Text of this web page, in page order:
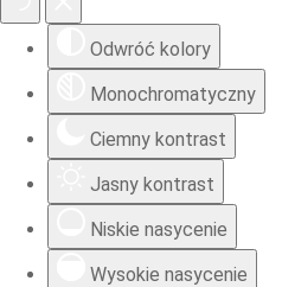
Odwróć kolory
Monochromatyczny
Ciemny kontrast
Jasny kontrast
Niskie nasycenie
Wysokie nasycenie